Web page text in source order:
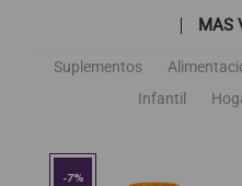
MAS
Suplementos
Infantil
-7%